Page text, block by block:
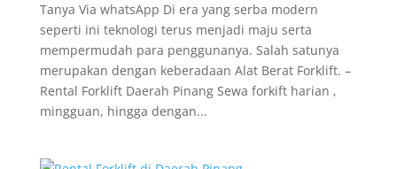
Tanya Via whatsApp Di era yang serba modern
seperti ini teknologi terus menjadi maju serta
mempermudah para penggunanya. Salah satunya
merupakan dengan keberadaan Alat Berat Forklift. –
Rental Forklift Daerah Pinang Sewa forkift harian ,
mingguan, hingga dengan...